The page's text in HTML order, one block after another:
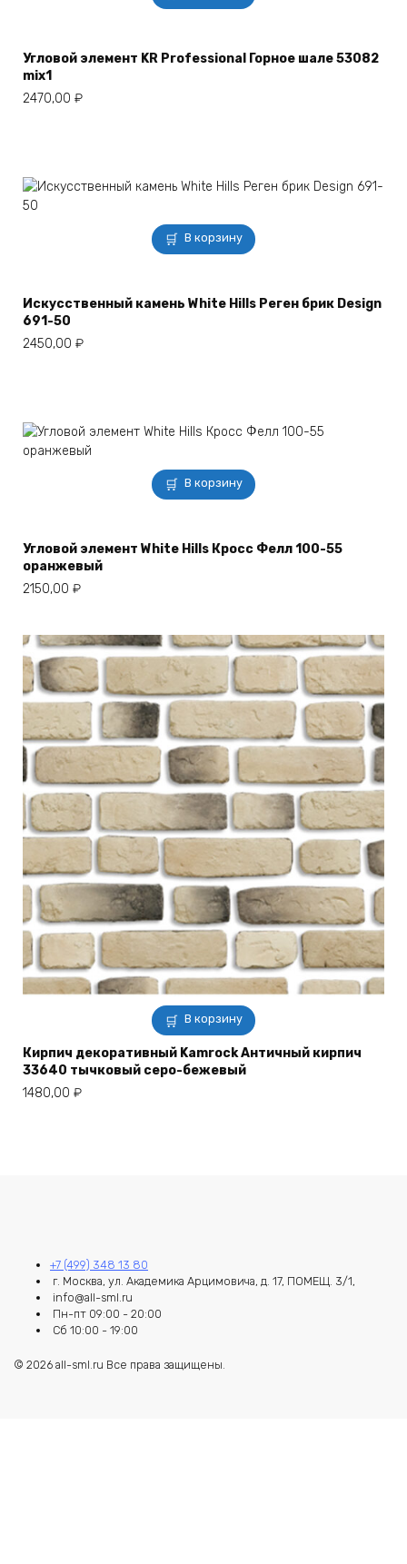
Угловой элемент KR Professional Горное шале 53082
mix1
2470,00 ₽
В корзину
Искусственный камень White Hills Реген брик Design
691-50
2450,00 ₽
В корзину
Угловой элемент White Hills Кросс Фелл 100-55
оранжевый
2150,00 ₽
В корзину
Кирпич декоративный Kamrock Античный кирпич
33640 тычковый серо-бежевый
1480,00 ₽
+7 (499) 348 13 80
г. Москва, ул. Академика Арцимовича, д. 17, ПОМЕЩ. 3/1,
info@all-sml.ru
Пн-пт 09:00 - 20:00
Сб 10:00 - 19:00
© 2026 all-sml.ru Все права защищены.